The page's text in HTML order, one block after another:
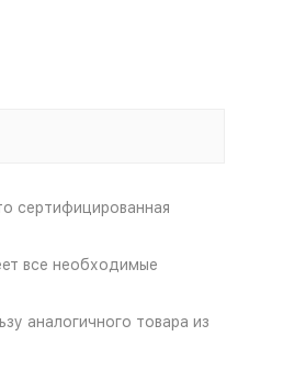
сертифицированная
все необходимые
аналогичного товара из